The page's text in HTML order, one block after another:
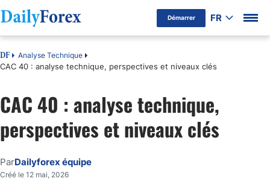
Démarrer FR
DF Analyse Technique
CAC 40 : analyse technique, perspectives et niveaux clés
CAC 40 : analyse technique,
perspectives et niveaux clés
ParDailyforex équipe
Créé le 12 mai, 2026